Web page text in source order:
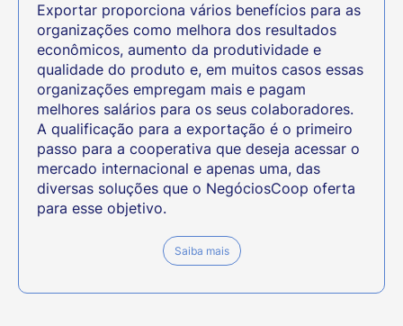
Exportar proporciona vários benefícios para as
organizações como melhora dos resultados
econômicos, aumento da produtividade e
qualidade do produto e, em muitos casos essas
organizações empregam mais e pagam
melhores salários para os seus colaboradores.
A qualificação para a exportação é o primeiro
passo para a cooperativa que deseja acessar o
mercado internacional e apenas uma, das
diversas soluções que o NegóciosCoop oferta
para esse objetivo.
Saiba mais